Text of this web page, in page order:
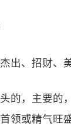
出、招财、
的，主要的
领或精气旺